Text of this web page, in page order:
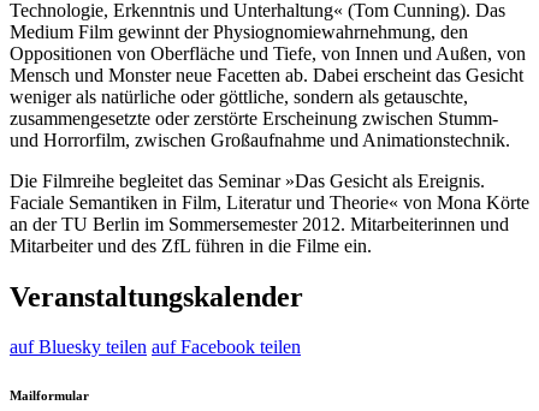
Technologie, Erkenntnis und Unterhaltung« (Tom Cunning). Das
Medium Film gewinnt der Physiognomiewahrnehmung, den
Oppositionen von Oberfläche und Tiefe, von Innen und Außen, von
Mensch und Monster neue Facetten ab. Dabei erscheint das Gesicht
weniger als natürliche oder göttliche, sondern als getauschte,
zusammengesetzte oder zerstörte Erscheinung zwischen Stumm-
und Horrorfilm, zwischen Großaufnahme und Animationstechnik.
Die Filmreihe begleitet das Seminar »Das Gesicht als Ereignis.
Faciale Semantiken in Film, Literatur und Theorie« von Mona Körte
an der TU Berlin im Sommersemester 2012. Mitarbeiterinnen und
Mitarbeiter und des ZfL führen in die Filme ein.
Veranstaltungskalender
auf Bluesky teilen auf Facebook teilen
Mailformular